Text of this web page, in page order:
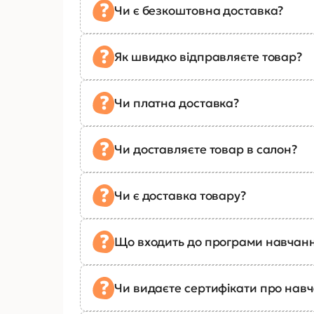
Чи є безкоштовна доставка?
Як швидко відправляєте товар?
Чи платна доставка?
Чи доставляєте товар в салон?
Чи є доставка товару?
Що входить до програми
Чи видаєте сертифікати про